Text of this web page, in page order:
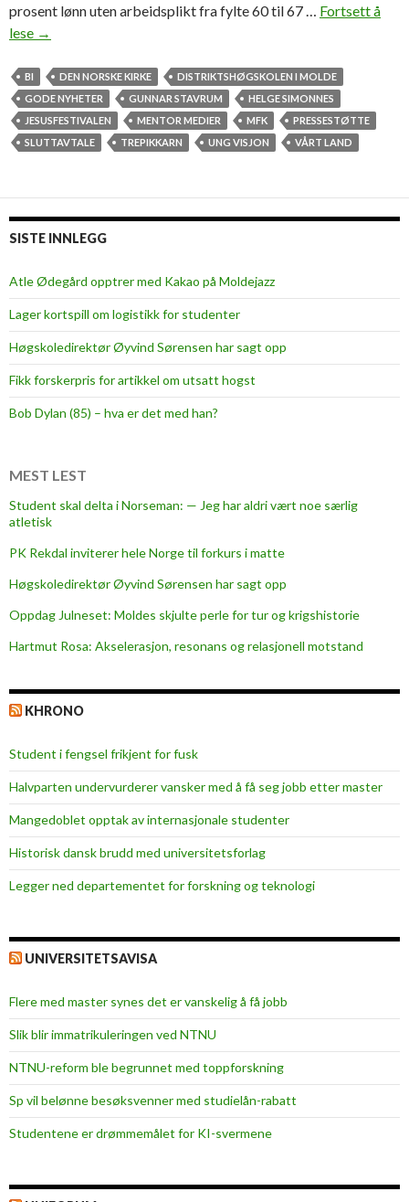
prosent lønn uten arbeidsplikt fra fylte 60 til 67 … Fortsett å
lese H
g
e
S
n
e
s
:
–
J
e
g
t
v
j
e
h
a
g
i
t
g
h
a
j
h
r
f
å
t
t
→
BI DEN NORSKE KIRKE
DISTRIKTSHØGSKOLEN I MOLDE
GODE NYHETER
GUNNAR STAVRUM
HELGE SIMONNES
JESUSFESTIVALEN
MENTOR MEDIER MFK
PRESSESTØTTE
SLUTTAVTALE
TREPIKKARN UNG VISJON VÅRT LAND
SISTE INNLEGG
Atle Ødegård opptrer med Kakao på Moldejazz
Lager kortspill om logistikk for studenter
Høgskoledirektør Øyvind Sørensen har sagt opp
Fikk forskerpris for artikkel om utsatt hogst
Bob Dylan (85) – hva er det med han?
MEST LEST
Student skal delta i Norseman: — Jeg har aldri vært noe særlig
atletisk
PK Rekdal inviterer hele Norge til forkurs i matte
Høgskoledirektør Øyvind Sørensen har sagt opp
Oppdag Julneset: Moldes skjulte perle for tur og krigshistorie
Hartmut Rosa: Akselerasjon, resonans og relasjonell motstand
KHRONO
Student i fengsel frikjent for fusk
Halvparten undervurderer vansker med å få seg jobb etter master
Mangedoblet opptak av internasjonale studenter
Historisk dansk brudd med universitetsforlag
Legger ned departementet for forskning og teknologi
UNIVERSITETSAVISA
Flere med master synes det er vanskelig å få jobb
Slik blir immatrikuleringen ved NTNU
NTNU-reform ble begrunnet med toppforskning
Sp vil belønne besøksvenner med studielån-rabatt
Studentene er drømmemålet for KI-svermene